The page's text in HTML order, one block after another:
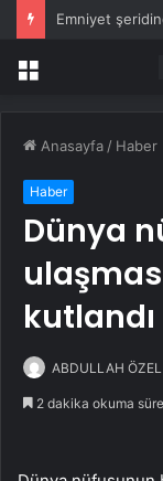
Menü
Anasayfa / Haber
Haber
Dünya
kutlandı
ABDULLAH ÖZEL
2 dakika okuma